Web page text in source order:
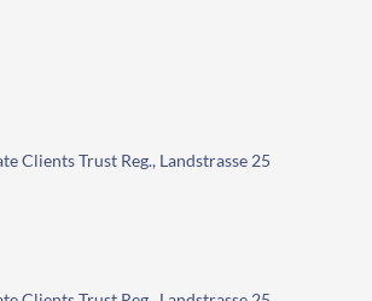
Clients Trust Reg., Landstrasse 25